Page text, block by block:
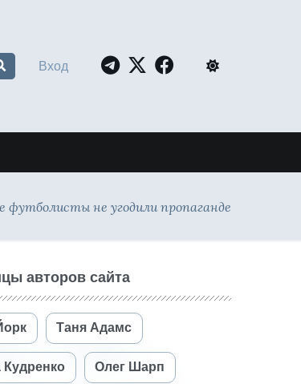
Вход
не угодили пропаганде
авторов сайта
Таня Адамс
Кудренко Олег Шарп